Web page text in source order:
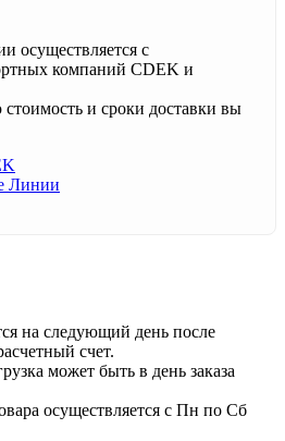
осуществляется с
компаний CDEK и
и сроки доставки вы
Линии
на следующий день после
счет.
может быть в день заказа
осуществляется с Пн по Сб